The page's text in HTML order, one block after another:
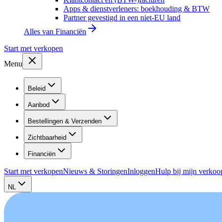
Apps & dienstverleners: boekhouding & BTW
Partner gevestigd in een niet-EU land
Alles van Financiën
Start met verkopen
Menu
Beleid
Aanbod
Bestellingen & Verzenden
Zichtbaarheid
Financiën
Start met verkopenNieuws & StoringenInloggenHulp bij mijn
NL